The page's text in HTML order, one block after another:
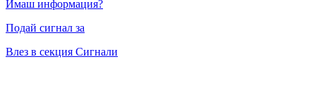
Имаш информация?
Подай сигнал за
Влез в секция Сигнали